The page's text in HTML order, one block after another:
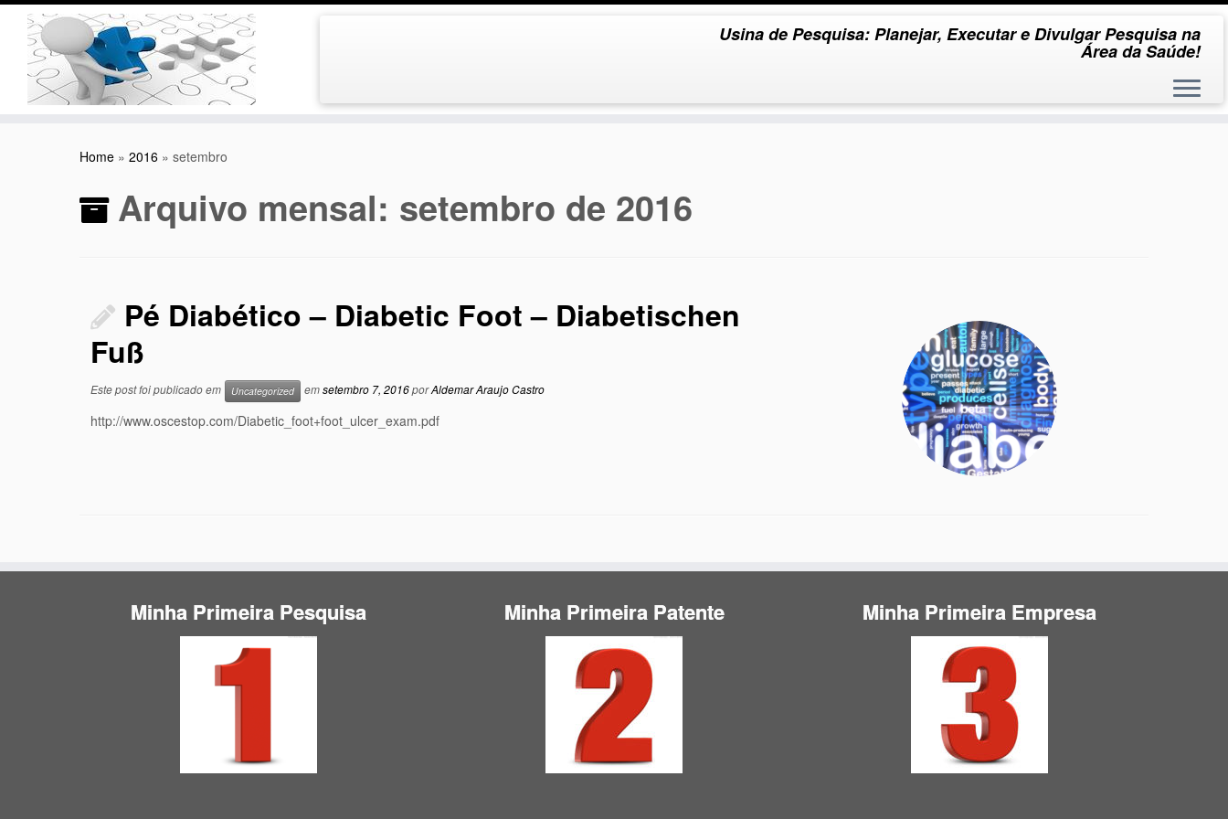
Usina de Pesquisa: Planejar, Executar e Divulgar Pesquisa na
Área da Saúde!
Home » 2016 » setembro
Arquivo mensal: setembro de 2016
Pé Diabético – Diabetic Foot – Diabetischen
Fuß
Este post foi publicado em Uncategorized emsetembro 7, 2016porAldemar Araujo Castro
http://www.oscestop.com/Diabetic_foot+foot_ulcer_exam.pdf
Minha Primeira Pesquisa Minha Primeira Patente Minha Primeira Empresa